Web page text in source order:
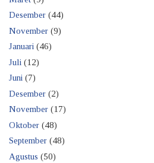
Desember (44)
November (9)
Januari (46)
Juli (12)
Juni (7)
Desember (2)
November (17)
Oktober (48)
September (48)
Agustus (50)